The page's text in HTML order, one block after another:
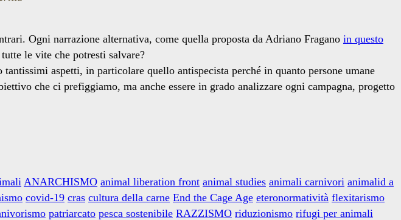
Ogni narrazione alternativa, come quella proposta da Adriano Fragano in questo
le vite che potresti salvare?
aspetti, in particolare quello antispecista perché in quanto persone umane
che ci prefiggiamo, ma anche essere in grado analizzare ogni campagna, progetto
ANARCHISMO animal liberation front animal studies animali carnivori animalid a
covid-19 cras cultura della carne End the Cage Age eteronormatività flexitarismo
patriarcato pesca sostenibile RAZZISMO riduzionismo rifugi per animali